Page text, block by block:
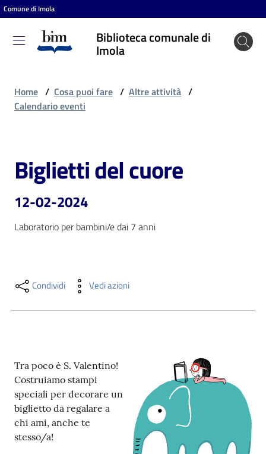
Vai al contenuto
Vai alla navigazione
Vai al footer
Comune di Imola
Biblioteca comunale di
Imola
Biblioteca
comunale
Cosa
puoi
fare
contenuti
Casa
Home / Cosa puoi fare / Altre attività /
Calendario eventi
Salta al contenuto
Biglietti del cuore
12-02-2024
Laboratorio per bambini/e dai 7 anni
Condividi Vedi azioni
Tra poco è S. Valentino!
Costruiamo stampi
speciali per decorare un
biglietto da regalare a
chi ami, anche te
stesso/a!